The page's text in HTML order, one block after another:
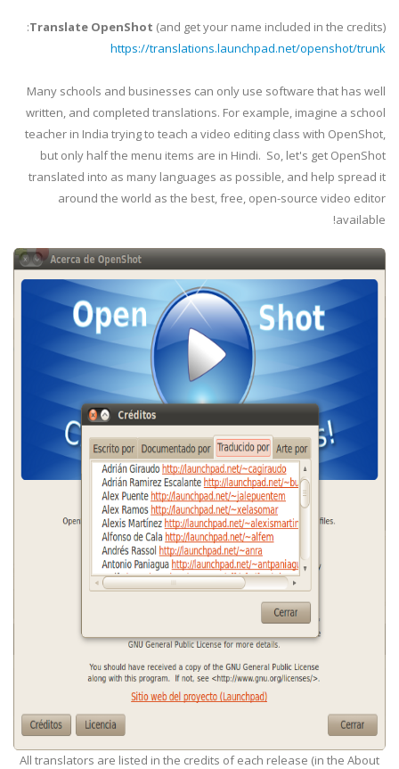
Translate OpenShot (and get your name included in the credits):
https://translations.launchpad.net/openshot/trunk
Many schools and businesses can only use software that has well
written, and completed translations. For example, imagine a school
teacher in India trying to teach a video editing class with OpenShot,
but only half the menu items are in Hindi. So, let's get OpenShot
translated into as many languages as possible, and help spread it
around the world as the best, free, open-source video editor
available!
All translators are listed in the credits of each release (in the About